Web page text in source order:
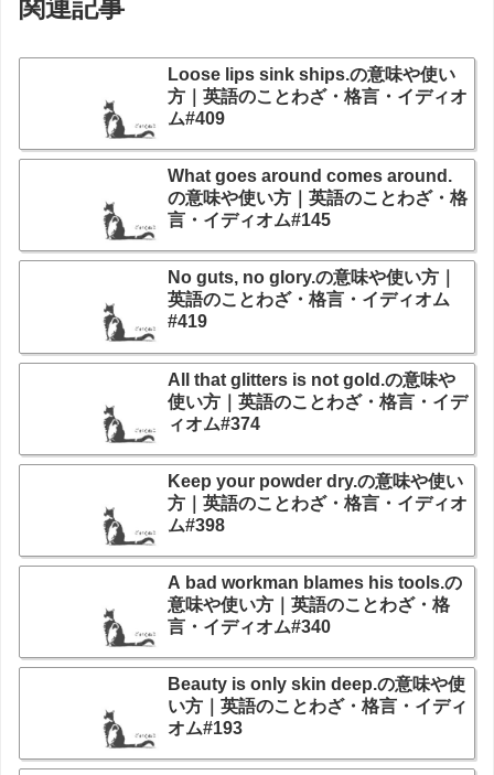
関連記事
Loose lips sink ships.の意味や使い
方｜英語のことわざ・格言・イディオ
ム#409
What goes around comes around.
の意味や使い方｜英語のことわざ・格
言・イディオム#145
No guts, no glory.の意味や使い方｜
英語のことわざ・格言・イディオム
#419
All that glitters is not gold.の意味や
使い方｜英語のことわざ・格言・イデ
ィオム#374
Keep your powder dry.の意味や使い
方｜英語のことわざ・格言・イディオ
ム#398
A bad workman blames his tools.の
意味や使い方｜英語のことわざ・格
言・イディオム#340
Beauty is only skin deep.の意味や使
い方｜英語のことわざ・格言・イディ
オム#193